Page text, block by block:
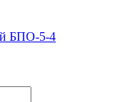
БПО-5-4